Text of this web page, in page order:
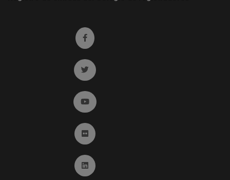
Ir a facebook (abre en ventana nueva)
Ir a twitter (abre en ventana nueva)
Ir a YouTube (abre en ventana nueva)
Ir a Flickr (abre en ventana nueva)
Ir a Linkedin (abre en ventana nueva)